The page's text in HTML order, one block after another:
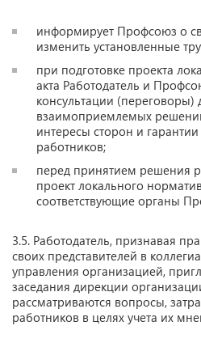
информирует Профсоюз о
изменить установленные
при подготовке проекта
акта Работодатель и
консультации (переговоры)
взаимоприемлемых
интересы сторон и
работников;
перед принятием решения
проект локального
соответствующие органы
3.5. Работодатель, признавая
своих представителей в
управления организацией,
заседания дирекции
рассматриваются вопросы,
работников в целях учета их